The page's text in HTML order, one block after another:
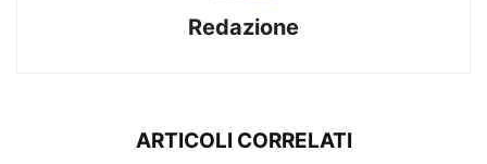
Redazione
ARTICOLI CORRELATI